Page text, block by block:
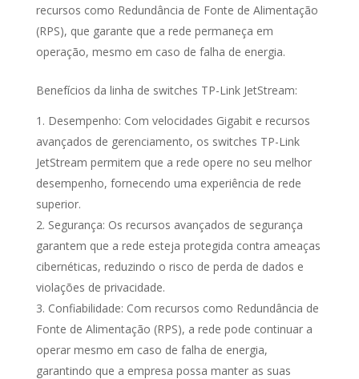
recursos como Redundância de Fonte de Alimentação
(RPS), que garante que a rede permaneça em
operação, mesmo em caso de falha de energia.
Benefícios da linha de switches TP-Link JetStream:
Desempenho: Com velocidades Gigabit e recursos
avançados de gerenciamento, os switches TP-Link
JetStream permitem que a rede opere no seu melhor
desempenho, fornecendo uma experiência de rede
superior.
Segurança: Os recursos avançados de segurança
garantem que a rede esteja protegida contra ameaças
cibernéticas, reduzindo o risco de perda de dados e
violações de privacidade.
Confiabilidade: Com recursos como Redundância de
Fonte de Alimentação (RPS), a rede pode continuar a
operar mesmo em caso de falha de energia,
garantindo que a empresa possa manter as suas